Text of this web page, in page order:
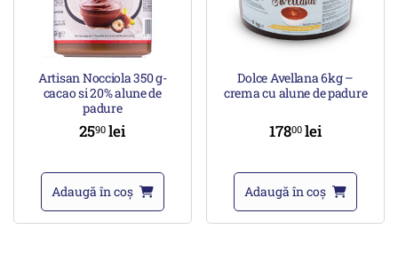
Artisan Nocciola 350 g-
cacao si 20% alune de
padure
2590lei
Adaugă în coș
Dolce Avellana 6kg –
crema cu alune de padure
17800lei
Adaugă în coș